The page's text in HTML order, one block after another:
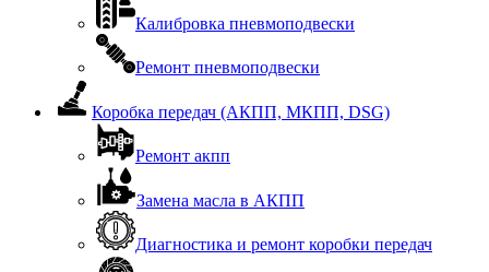
Калибровка пневмоподвески
Ремонт пневмоподвески
Коробка передач (АКПП, МКПП, DSG)
Ремонт акпп
Замена масла в АКПП
Диагностика и ремонт коробки передач